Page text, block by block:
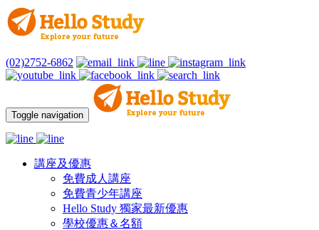
(02)2752-6862
Toggle navigation
講座及優惠
免費成人講座
免費青少年講座
Hello Study 獨家最新優惠
學校優惠＆名額